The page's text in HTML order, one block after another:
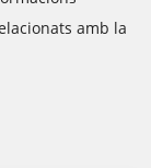
amb la